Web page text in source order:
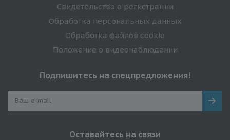
Свидетельство о регистрации
Обработка персональных данных
Обработка файлов cookie
Положение о видеонаблюдении
Подпишитесь на спецпредложения!
Оставайтесь на связи